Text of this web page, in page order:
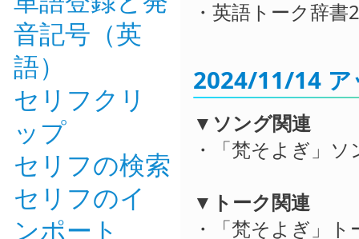
音記号（英
語）
セリフクリ
ップ
セリフの検索
セリフのイ
ンポート
・英語トーク辞
2024/11/14 ア
▼ソング関連
・「梵そよぎ」
▼トーク関連
・「梵そよぎ」